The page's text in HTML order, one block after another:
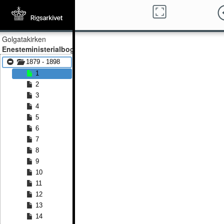
Golgatakirken
Enesteministerialbog
1879 - 1898
1
2
3
4
5
6
7
8
9
10
11
12
13
14